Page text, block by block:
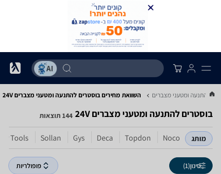
להתנעה ומטעני מצברים השוואת מחירים בוסטרים להתנעה ומטעני מצברים ‏24V
בוסטרים להתנעה ומטעני מצברים ‏24V 144 תוצאות
מותג Noco
Topdon
Deca
Gys
Sollan
Tools
סינון(1) פופולריות